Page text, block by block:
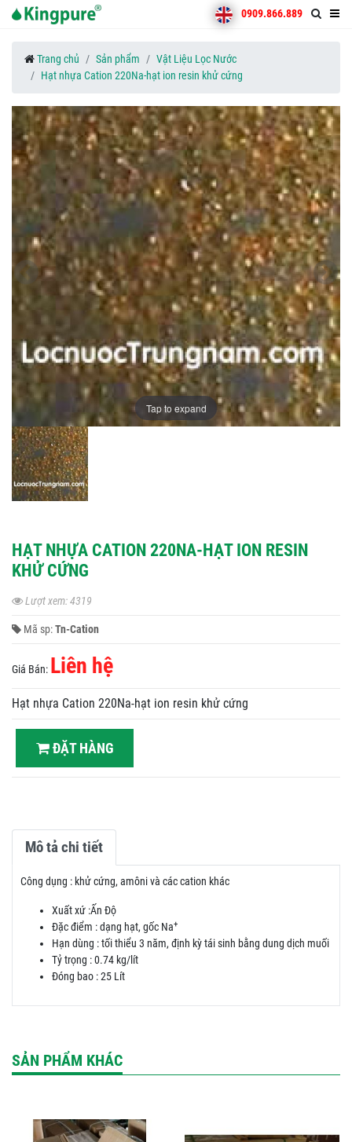
0909.866.889
Trang chủ Sản phẩm
Vật Liệu Lọc Nước
Hạt nhựa Cation 220Na-hạt ion resin khử cứng
Tap to expand
HẠT NHỰA CATION 220NA-HẠT ION RESIN
KHỬ CỨNG
Lượt xem: 4319
Mã sp:Tn-Cation
Giá Bán: Liên hệ
Hạt nhựa Cation 220Na-hạt ion resin khử cứng
ĐẶT HÀNG
Mô tả chi tiết
Công dụng : khử cứng, amôni và các cation khác
Xuất xứ :Ấn Độ
Đặc điểm : dạng hạt, gốc Na+
Hạn dùng : tối thiểu 3 năm, định kỳ tái sinh bằng dung dịch muối
Tỷ trọng : 0.74 kg/lít
Đóng bao : 25 Lít
SẢN PHẨM KHÁC